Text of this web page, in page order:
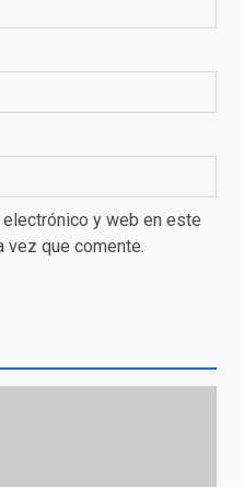
electrónico y web en este
vez que comente.